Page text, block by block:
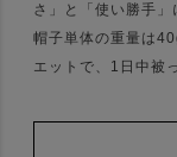
さ」と「使い勝手」
帽子単体の重量は
エットで、1日中被